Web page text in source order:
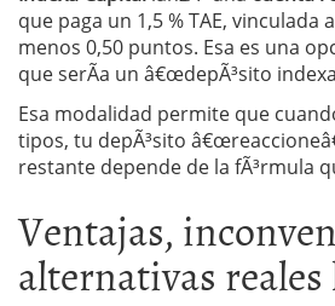
que paga un 1,5 % TAE, vinculada
menos 0,50 puntos. Esa es una
que serÃ­a un â€œdepÃ³sito
Esa modalidad permite que
tipos, tu depÃ³sito
restante depende de la fÃ³rmula
Ventajas,
alternativas reales